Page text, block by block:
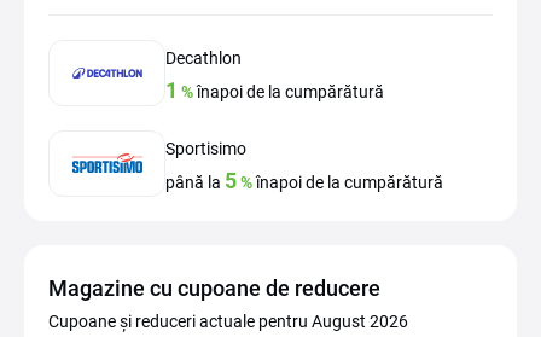
Decathlon
1 %înapoi de la cumpărătură
Sportisimo
până la 5%înapoi de la cumpărătură
Magazine cu cupoane de reducere
Cupoane și reduceri actuale pentru August 2026